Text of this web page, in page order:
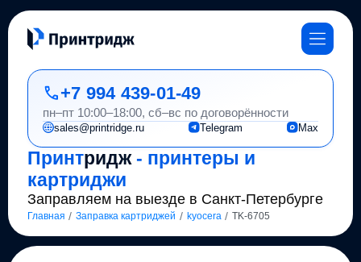
Принтридж- принтеры и
картриджи
Заправляем на выезде в Санкт-Петербурге
Главная / Заправка картриджей / kyocera / TK-6705
+7 994 439-01-49
пн–пт 10:00–18:00, сб–вс по договорённости
sales@printridge.ru Telegram Max